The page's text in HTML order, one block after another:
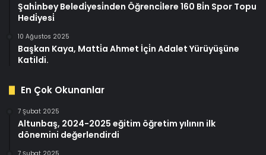
Şahi̇nbey Beledi̇yesi̇nden Öğrenci̇lere 160 Bi̇n Spor Topu
Hedi̇yesi̇
10 Ağustos 2025
Başkan Kaya, Matti̇a Ahmet İçi̇n Adalet Yürüyüşüne
Katildi.
En Çok Okunanlar
7 Şubat 2025
Altunbaş, 2024-2025 eğitim öğretim yılının ilk
dönemini değerlendirdi